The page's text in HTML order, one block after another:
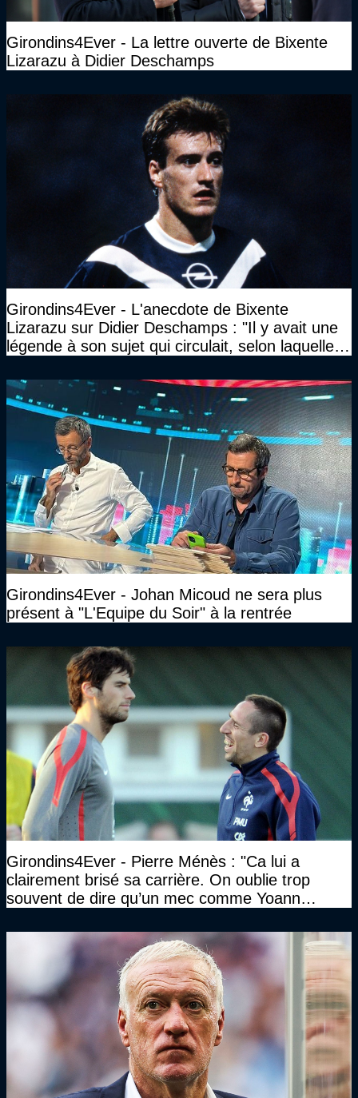
Girondins4Ever - La lettre ouverte de Bixente
Lizarazu à Didier Deschamps
Girondins4Ever - L'anecdote de Bixente
Lizarazu sur Didier Deschamps : "Il y avait une
légende à son sujet qui circulait, selon laquelle il
Girondins4Ever - Johan Micoud ne sera plus
présent à "L'Equipe du Soir" à la rentrée
Girondins4Ever - Pierre Ménès : "Ca lui a
clairement brisé sa carrière. On oublie trop
souvent de dire qu’un mec comme Yoann